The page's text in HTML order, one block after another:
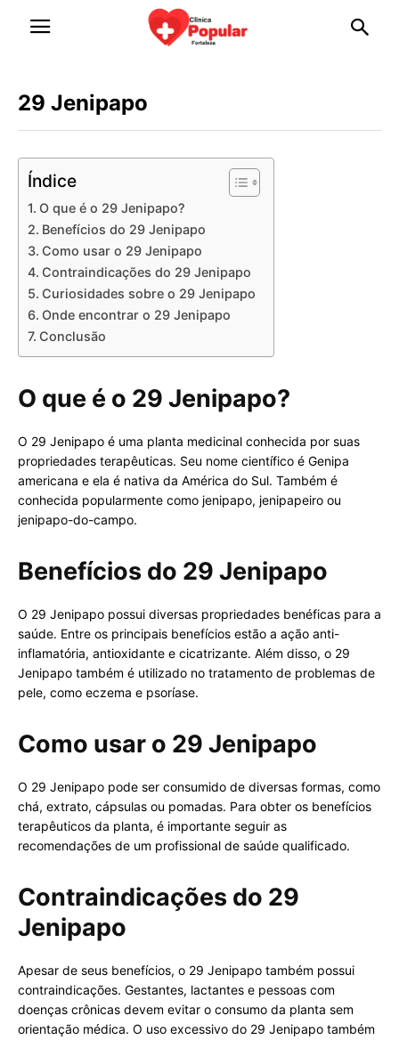
29 Jenipapo
Índice
O que é o 29 Jenipapo?
Benefícios do 29 Jenipapo
Como usar o 29 Jenipapo
Contraindicações do 29 Jenipapo
Curiosidades sobre o 29 Jenipapo
Onde encontrar o 29 Jenipapo
Conclusão
O que é o 29 Jenipapo?
O 29 Jenipapo é uma planta medicinal conhecida por suas
propriedades terapêuticas. Seu nome científico é Genipa
americana e ela é nativa da América do Sul. Também é
conhecida popularmente como jenipapo, jenipapeiro ou
jenipapo-do-campo.
Benefícios do 29 Jenipapo
O 29 Jenipapo possui diversas propriedades benéficas para a
saúde. Entre os principais benefícios estão a ação anti-
inflamatória, antioxidante e cicatrizante. Além disso, o 29
Jenipapo também é utilizado no tratamento de problemas de
pele, como eczema e psoríase.
Como usar o 29 Jenipapo
O 29 Jenipapo pode ser consumido de diversas formas, como
chá, extrato, cápsulas ou pomadas. Para obter os benefícios
terapêuticos da planta, é importante seguir as
recomendações de um profissional de saúde qualificado.
Contraindicações do 29
Jenipapo
Apesar de seus benefícios, o 29 Jenipapo também possui
contraindicações. Gestantes, lactantes e pessoas com
doenças crônicas devem evitar o consumo da planta sem
orientação médica. O uso excessivo do 29 Jenipapo também